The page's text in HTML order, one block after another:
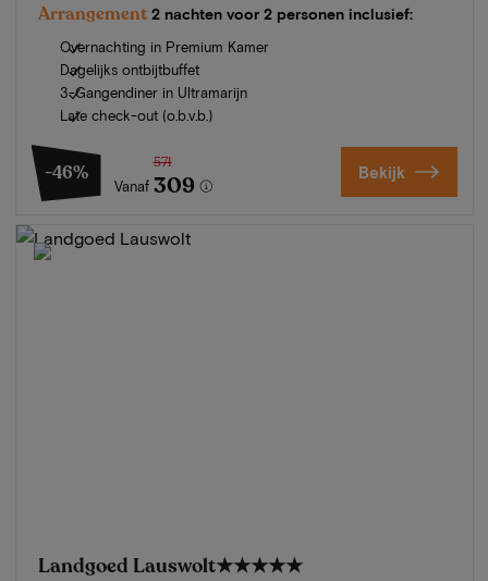
Arrangement 2 nachten voor 2 personen inclusief:
Overnachting in Premium Kamer
Dagelijks ontbijtbuffet
3-Gangendiner in Ultramarijn
Late check-out (o.b.v.b.)
-46%
Vanaf
571
309 Bekijk
Landgoed Lauswolt★★★★★